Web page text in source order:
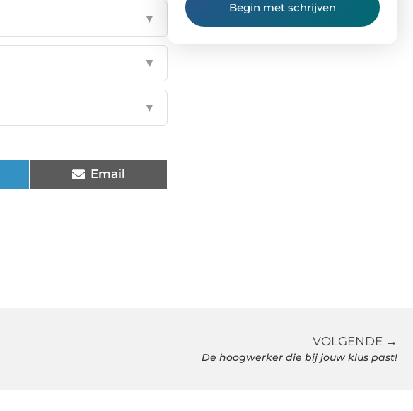
▼
▼
▼
Email
Begin met schrijven
VOLGENDE →
De hoogwerker die bij jouw klus past!